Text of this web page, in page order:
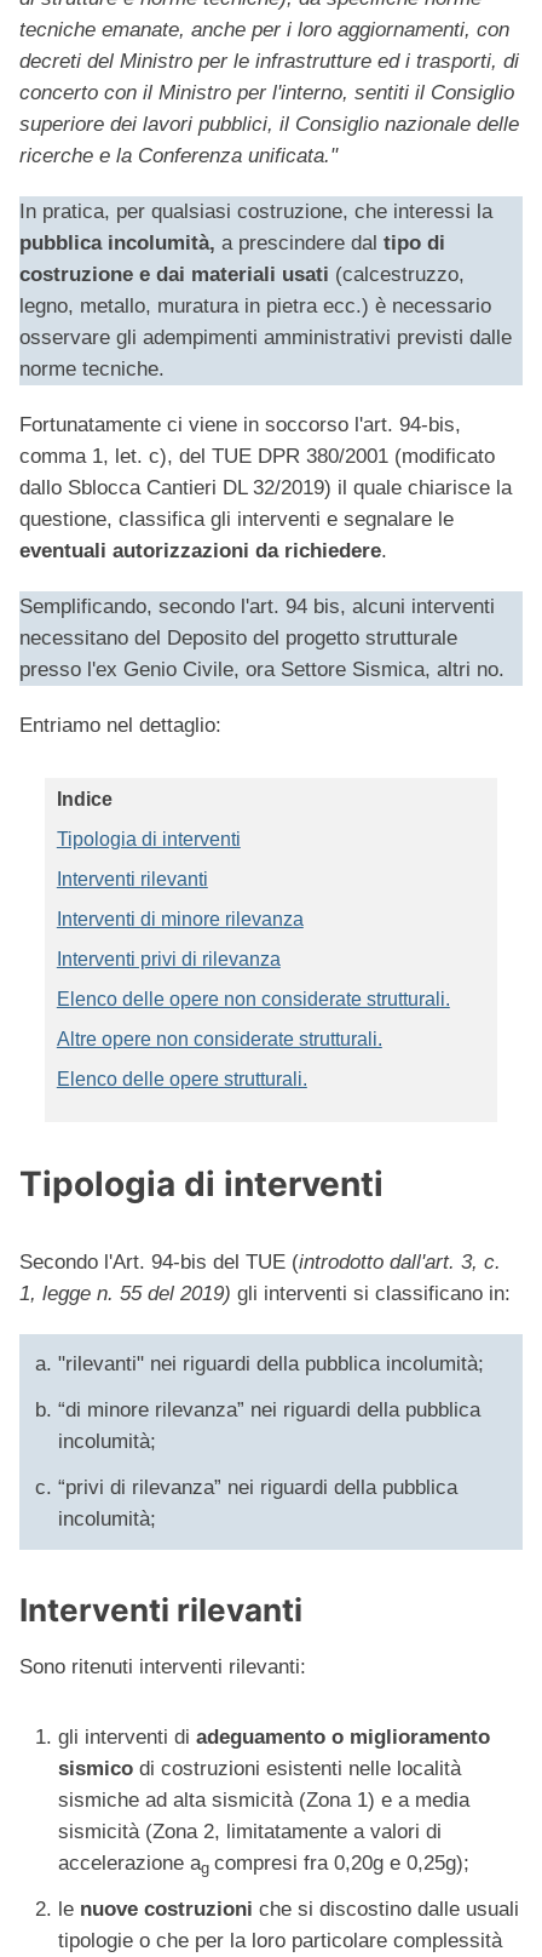
tecniche emanate, anche per i loro aggiornamenti, con
decreti del Ministro per le infrastrutture ed i trasporti, di
concerto con il Ministro per l'interno, sentiti il Consiglio
superiore dei lavori pubblici, il Consiglio nazionale delle
ricerche e la Conferenza unificata."
In pratica, per qualsiasi costruzione, che interessi la
pubblica incolumità, a prescindere dal tipo di
costruzione e dai materiali usati (calcestruzzo,
legno, metallo, muratura in pietra ecc.) è necessario
osservare gli adempimenti amministrativi previsti dalle
norme tecniche.
Fortunatamente ci viene in soccorso l'art. 94-bis,
comma 1, let. c), del TUE DPR 380/2001 (modificato
dallo Sblocca Cantieri DL 32/2019) il quale chiarisce la
questione, classifica gli interventi e segnalare le
eventuali autorizzazioni da richiedere.
Semplificando, secondo l'art. 94 bis, alcuni interventi
necessitano del Deposito del progetto strutturale
presso l'ex Genio Civile, ora Settore Sismica, altri no.
Entriamo nel dettaglio:
Indice
Tipologia di interventi
Interventi rilevanti
Interventi di minore rilevanza
Interventi privi di rilevanza
Elenco delle opere non considerate strutturali.
Altre opere non considerate strutturali.
Elenco delle opere strutturali.
Tipologia di interventi
Secondo l'Art. 94-bis del TUE (introdotto dall'art. 3, c.
1, legge n. 55 del 2019) gli interventi si classificano in:
"rilevanti" nei riguardi della pubblica incolumità;
“di minore rilevanza” nei riguardi della pubblica
incolumità;
“privi di rilevanza” nei riguardi della pubblica
incolumità;
Interventi rilevanti
Sono ritenuti interventi rilevanti:
gli interventi di adeguamento o miglioramento
sismico di costruzioni esistenti nelle località
sismiche ad alta sismicità (Zona 1) e a media
sismicità (Zona 2, limitatamente a valori di
accelerazione ag compresi fra 0,20g e 0,25g);
le nuove costruzioni che si discostino dalle usuali
tipologie o che per la loro particolare complessità